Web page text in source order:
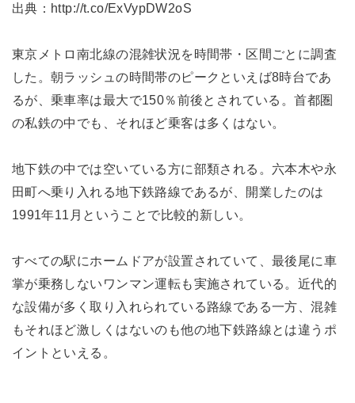
出典：http://t.co/ExVypDW2oS
東京メトロ南北線の混雑状況を時間帯・区間ごとに調査
した。朝ラッシュの時間帯のピークといえば8時台であ
るが、乗車率は最大で150％前後とされている。首都圏
の私鉄の中でも、それほど乗客は多くはない。
地下鉄の中では空いている方に部類される。六本木や永
田町へ乗り入れる地下鉄路線であるが、開業したのは
1991年11月ということで比較的新しい。
すべての駅にホームドアが設置されていて、最後尾に車
掌が乗務しないワンマン運転も実施されている。近代的
な設備が多く取り入れられている路線である一方、混雑
もそれほど激しくはないのも他の地下鉄路線とは違うポ
イントといえる。